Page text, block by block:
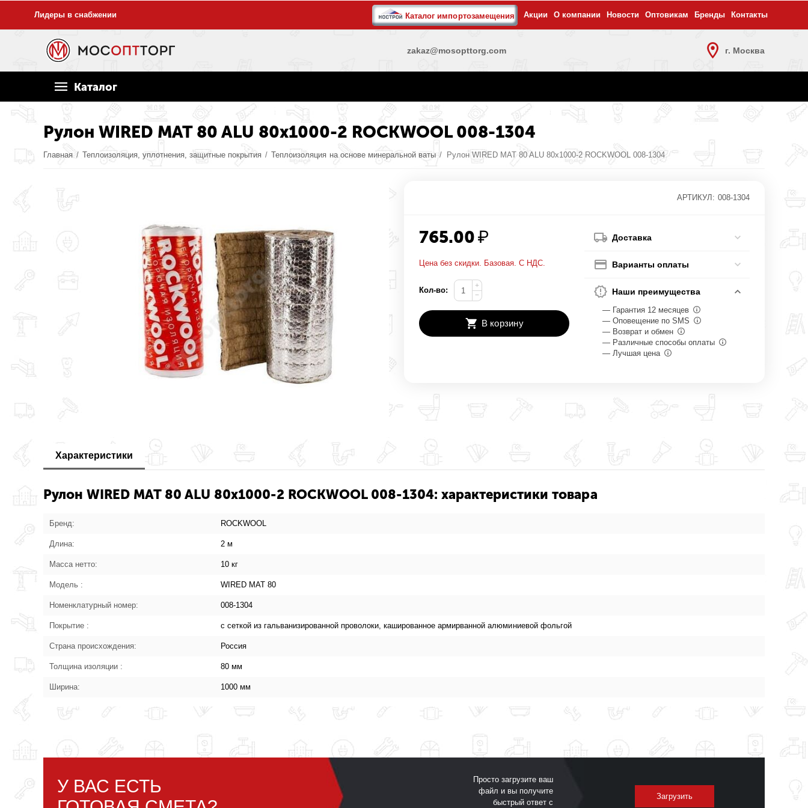
Лидеры в снабжении Каталог импортозамещения Акции О компании Новости Оптовикам Бренды Контакты
zakaz@mosopttorg.com г. Москва
Каталог
Рулон WIRED MAT 80 ALU 80х1000-2 ROCKWOOL 008-1304
Главная / Теплоизоляция, уплотнения, защитные покрытия / Теплоизоляция на основе минеральной ваты / Рулон WIRED MAT 80 ALU 80х1000-2 ROCKWOOL 008-1304
АРТИКУЛ: 008-1304
765.00₽
Цена без скидки. Базовая. С НДС.
Кол-во:
+
−
В корзину
Доставка
Варианты оплаты
Наши преимущества
— Гарантия 12 месяцев
— Оповещение по SMS
— Возврат и обмен
— Различные способы оплаты
— Лучшая цена
Характеристики
Рулон WIRED MAT 80 ALU 80х1000-2 ROCKWOOL 008-1304: характеристики товара
Бренд: ROCKWOOL
Длина: 2 м
Масса нетто: 10 кг
Модель : WIRED MAT 80
Номенклатурный номер: 008-1304
Покрытие : с сеткой из гальванизированной проволоки, кашированное армирванной алюминиевой фольгой
Страна происхождения: Россия
Толщина изоляции : 80 мм
Ширина: 1000 мм
У ВАС ЕСТЬ
Просто загрузите ваш
файл и вы получите
быстрый ответ с
Загрузить